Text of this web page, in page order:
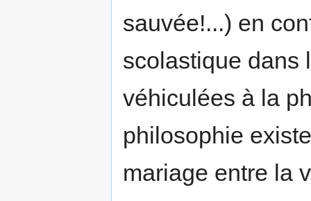
sauvée!...) en
scolastique dans
véhiculées à la
philosophie
mariage entre la